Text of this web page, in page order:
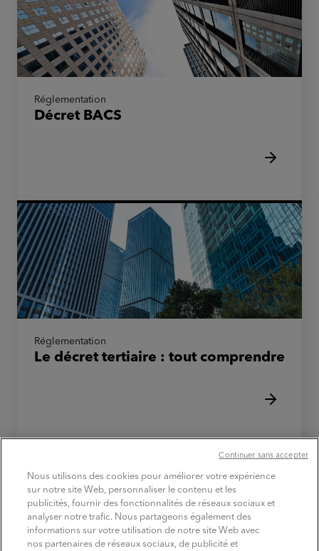
Réglementation
Décret BACS
Réglementation
Le décret tertiaire : tout comprendre
TROUVER
les produits
Nous utilisons des cookies pour améliorer votre expérience
sur notre site Web, personnaliser le contenu et les
publicités, fournir des fonctionnalités de réseaux sociaux et
analyser notre trafic. Nous partageons également des
informations sur votre utilisation de notre site Web avec
nos partenaires de réseaux sociaux, de publicité et
Continuer sans accepter